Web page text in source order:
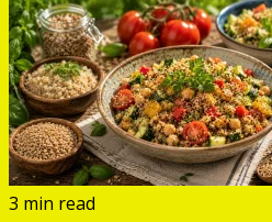
3 min read